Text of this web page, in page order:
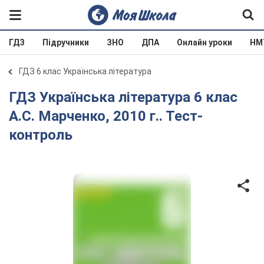
ГДЗ Підручники ЗНО ДПА Онлайн уроки
ГДЗ 6 клас Українська література
ГДЗ Українська література 6 клас
А.С. Марченко, 2010 г.. Тест-
контроль